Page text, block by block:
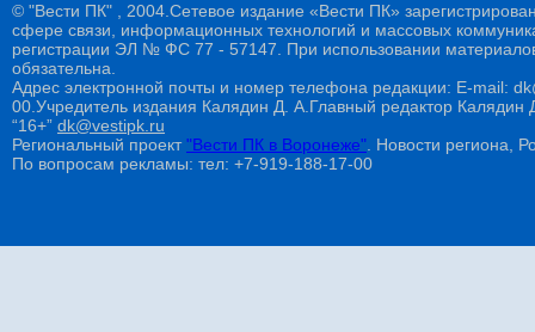
© "Вести ПК" , 2004.Сетевое издание «Вести ПК»
сфере связи, информационных технологий и массовых
регистрации ЭЛ № ФС 77 - 57147. При использовании
обязательна.
Адрес электронной почты и номер телефона редакции: E-mail:
00.Учредитель издания Калядин Д. А.Главный редактор
“16+” dk@vestipk.ru
Региональный проект"Вести ПК в Воронеже" . Новости региона,
По вопросам рекламы: тел: +7-919-188-17-00